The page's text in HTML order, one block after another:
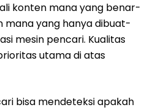
konten mana yang benar-
yang hanya dibuat-
mesin pencari. Kualitas
utama di atas
bisa mendeteksi apakah